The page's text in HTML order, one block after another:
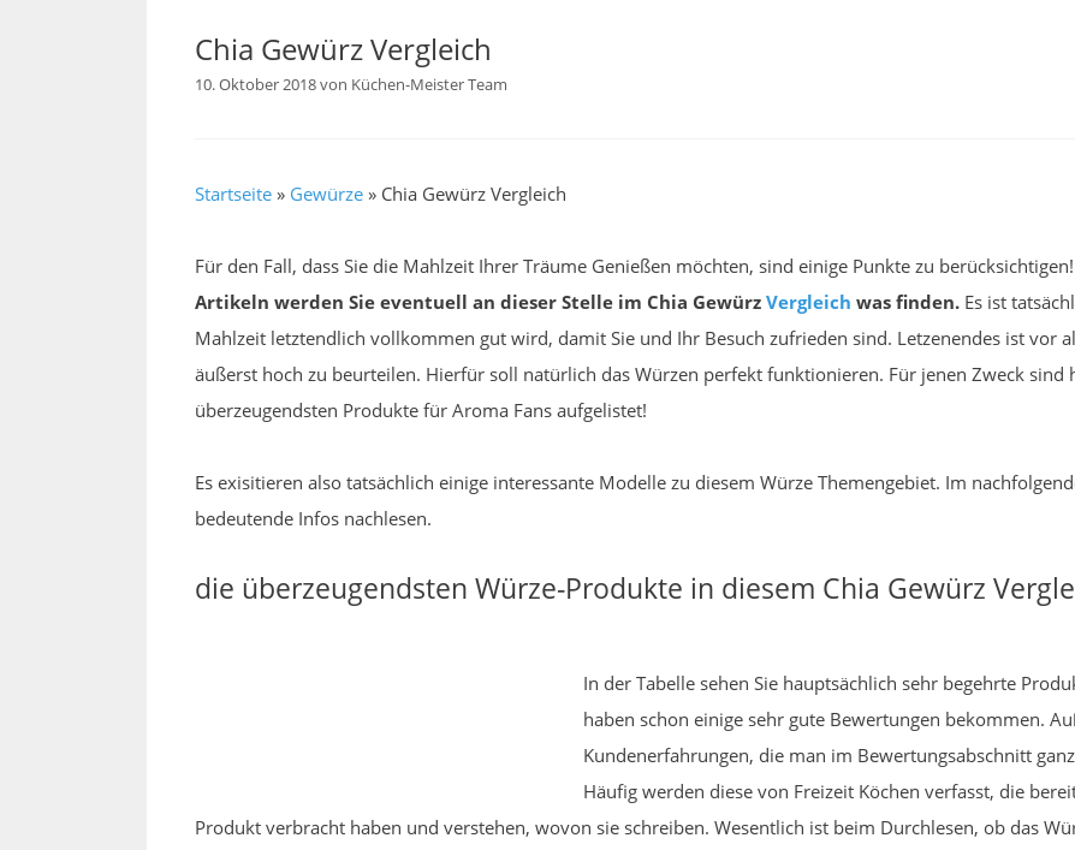
Chia Gewürz Vergleich
10. Oktober 2018von Küchen-Meister Team
Startseite » Gewürze » Chia Gewürz Vergleich
Für den Fall, dass Sie die Mahlzeit Ihrer Träume Genießen möchten, sind einige Punkte zu berücksichtigen!
Artikeln werden Sie eventuell an dieser Stelle im Chia Gewürz Vergleich was finden. Es ist
Mahlzeit letztendlich vollkommen gut wird, damit Sie und Ihr Besuch zufrieden sind. Letzenendes ist vor
äußerst hoch zu beurteilen. Hierfür soll natürlich das Würzen perfekt funktionieren. Für jenen Zweck sind
überzeugendsten Produkte für Aroma Fans aufgelistet!
Es exisitieren also tatsächlich einige interessante Modelle zu diesem Würze Themengebiet. Im
bedeutende Infos nachlesen.
die überzeugendsten Würze-Produkte in diesem Chia Gewürz
In der Tabelle sehen Sie hauptsächlich sehr begehrte
haben schon einige sehr gute Bewertungen bekommen.
Kundenerfahrungen, die man im Bewertungsabschnitt
Häufig werden diese von Freizeit Köchen verfasst, die
Produkt verbracht haben und verstehen, wovon sie schreiben. Wesentlich ist beim Durchlesen, ob das